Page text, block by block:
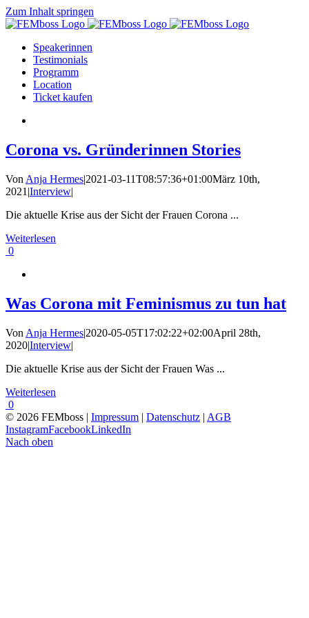
Zum Inhalt springen
Speakerinnen
Testimonials
Programm
Location
Ticket kaufen
Corona vs. Gründerinnen Stories
Von Anja Hermes|2021-03-11T08:57:36+01:00März 10th,
2021 |Interview|
Die aktuelle Krise aus der Sicht der Frauen Corona ...
Weiterlesen
0
Was Corona mit Feminismus zu tun hat
Von Anja Hermes|2020-05-05T17:02:22+02:00April 28th,
2020|Interview|
Die aktuelle Krise aus der Sicht der Frauen Was ...
Weiterlesen
0
© 2026 FEMboss | Impressum | Datenschutz | AGB
InstagramFacebookLinkedIn
Nach oben